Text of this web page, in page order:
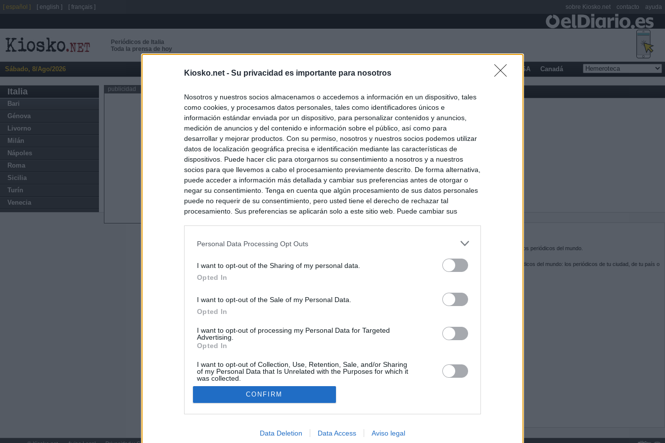
Kiosko.net - Su privacidad es importante para nosotros
Nosotros y nuestros socios almacenamos o accedemos a información en un dispositivo, tales
como cookies, y procesamos datos personales, tales como identificadores únicos e
información estándar enviada por un dispositivo, para personalizar contenidos y anuncios,
medición de anuncios y del contenido e información sobre el público, así como para
desarrollar y mejorar productos. Con su permiso, nosotros y nuestros socios podemos utilizar
datos de localización geográfica precisa e identificación mediante las características de
dispositivos. Puede hacer clic para otorgarnos su consentimiento a nosotros y a nuestros
socios para que llevemos a cabo el procesamiento previamente descrito. De forma alternativa,
puede acceder a información más detallada y cambiar sus preferencias antes de otorgar o
negar su consentimiento. Tenga en cuenta que algún procesamiento de sus datos personales
puede no requerir de su consentimiento, pero usted tiene el derecho de rechazar tal
procesamiento. Sus preferencias se aplicarán solo a este sitio web. Puede cambiar sus
Personal Data Processing Opt Outs
I want to opt-out of the Sharing of my personal data.
Opted In
I want to opt-out of the Sale of my Personal Data.
Opted In
I want to opt-out of processing my Personal Data for Targeted
Advertising.
Opted In
I want to opt-out of Collection, Use, Retention, Sale, and/or Sharing
of my Personal Data that Is Unrelated with the Purposes for which it
was collected.
Opted In
CONFIRM
Data Deletion Data Access Aviso legal
Periódicos de Italia
Toda la prensa de hoy
Sábado, 8/Ago/2026 Inicio Latinoamérica USA Canadá
Italia
Bari
Génova
Livorno
Milán
Nápoles
Roma
Sicilia
Turín
Venecia
publicidad
Últimas noticias
Sorpresa y dudas entre los viajeros procedentes de Italia por los nuevos
Última hora política, en directo: Interior reitera que los controles a viajeros
Más de 800.000 turistas y unos 60.000 italianos residentes en Canarias tendrán
España impone controles a los viajeros procedentes de Italia tras el rechazo de
Qué hay detrás de la embestida de Meloni contra España por la crisis de Ceuta
Sira Rego: "Es incomprensible que 70.000 personas se muevan sin que
Marruecos supiera algo"
es la puerta de entrada a los periódicos del mundo.
Navega por las portadas de los periódicos del mundo: los periódicos de tu ciudad, de tu país o
del otro extremo del mundo.
[ español ] [ english ] [ français ] sobre Kiosko.net contacto ayuda